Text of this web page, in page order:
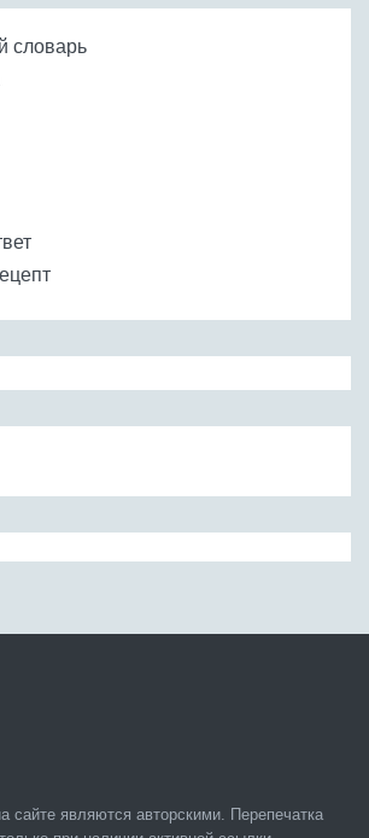
словарь
сайте являются авторскими. Перепечатка